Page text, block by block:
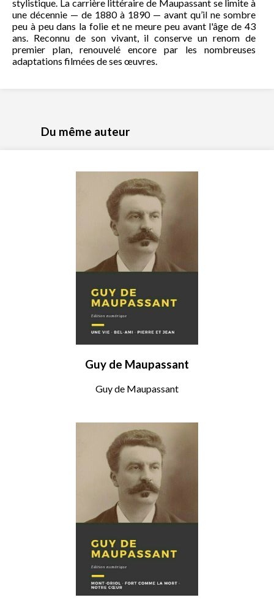
stylistique. La carrière littéraire de Maupassant se limite à
une décennie — de 1880 à 1890 — avant qu’il ne sombre
peu à peu dans la folie et ne meure peu avant l'âge de 43
ans. Reconnu de son vivant, il conserve un renom de
premier plan, renouvelé encore par les nombreuses
adaptations filmées de ses œuvres.
Du même auteur
Guy de Maupassant
Guy de Maupassant